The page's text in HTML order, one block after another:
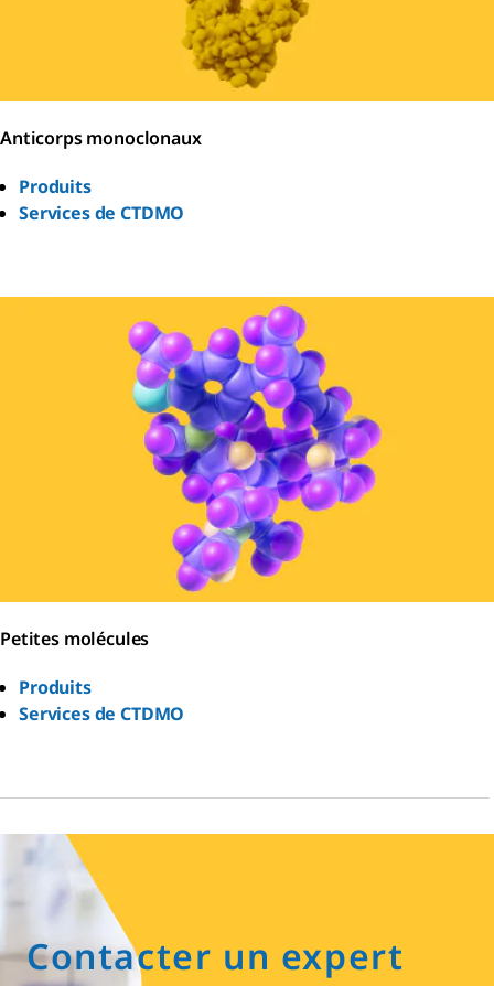
Anticorps monoclonaux
Produits
Services de CTDMO
Petites molécules
Produits
Services de CTDMO
Contacter un expert